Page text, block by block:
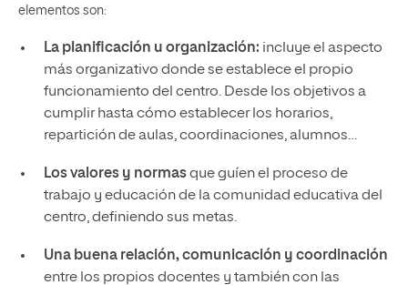
elementos son:
La planificación u organización: incluye el aspecto
más organizativo donde se establece el propio
funcionamiento del centro. Desde los objetivos a
cumplir hasta cómo establecer los horarios,
repartición de aulas, coordinaciones, alumnos…
Los valores y normasque guíen el proceso de
trabajo y educación de la comunidad educativa del
centro, definiendo sus metas.
Una buena relación, comunicación y coordinación
entre los propios docentes y también con las